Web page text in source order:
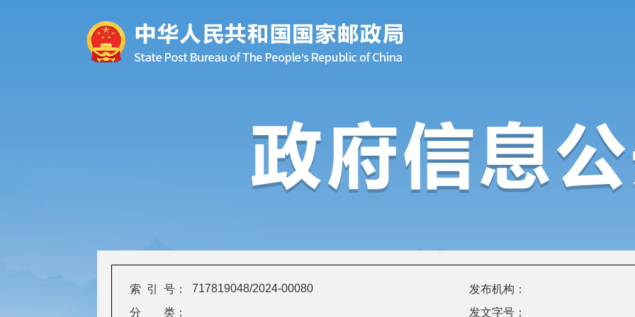
索 引 号： 717819048/2024-00080
发布机构：
分 类：
发文字号：